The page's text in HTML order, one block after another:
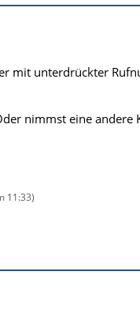
mit unterdrückter
nimmst eine andere
11:33)